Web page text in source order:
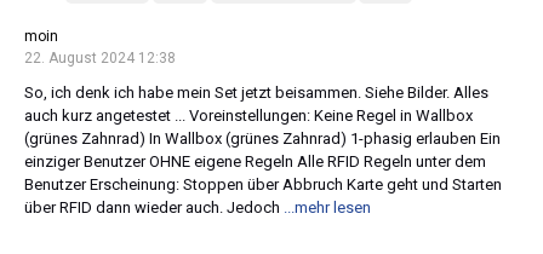
moin
22. August 2024 12:38
So, ich denk ich habe mein Set jetzt beisammen. Siehe Bilder. Alles
auch kurz angetestet ... Voreinstellungen: Keine Regel in Wallbox
(grünes Zahnrad) In Wallbox (grünes Zahnrad) 1-phasig erlauben Ein
einziger Benutzer OHNE eigene Regeln Alle RFID Regeln unter dem
Benutzer Erscheinung: Stoppen über Abbruch Karte geht und Starten
über RFID dann wieder auch. Jedoch
...mehr lesen